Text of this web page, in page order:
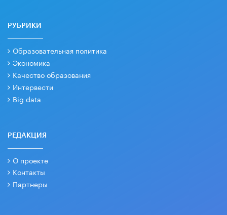
РУБРИКИ
Образовательная политика
Экономика
Качество образования
Интервести
Big data
РЕДАКЦИЯ
О проекте
Контакты
Партнеры